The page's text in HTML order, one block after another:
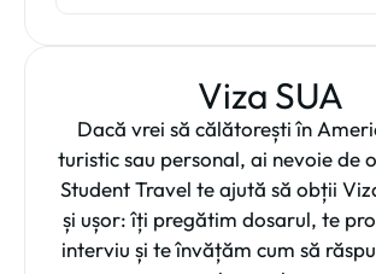
Viza SUA
Dacă vrei să călătorești în
turistic sau personal, ai nevoie de
Student Travel te ajută să obții
și ușor: îți pregătim dosarul, te
interviu și te învățăm cum să